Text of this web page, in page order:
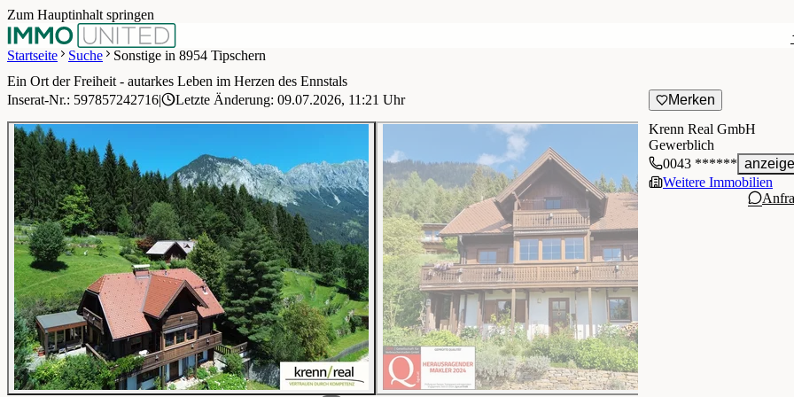
Zum Hauptinhalt springen
Startseite Suche Sonstige in 8954 Tipschern
1 / 17
Ein Ort der Freiheit - autarkes Leben im Herzen des Ennstals
Inserat-Nr.: 597857242716| Letzte Änderung: 09.07.2026, 11:21 Uhr Merken
Krenn Real GmbH
Gewerblich
0043 ******
Weitere Immobilien